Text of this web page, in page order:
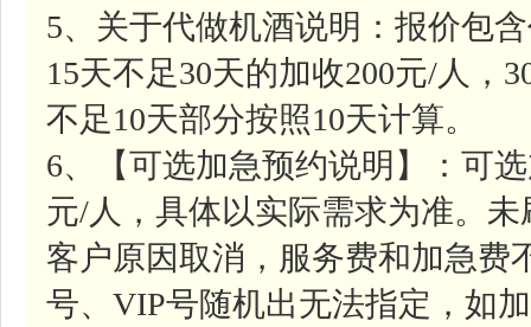
5、关于代做机酒说明：报价包
15天不足30天的加收200元/人，
不足10天部分按照10天计算。
6、【可选加急预约说明】：可
元/人，具体以实际需求为准。
客户原因取消，服务费和加急费
号、VIP号随机出无法指定，如